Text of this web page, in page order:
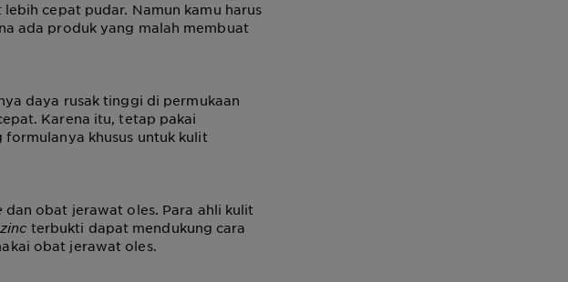
cepat pudar. Namun kamu harus
ada produk yang malah membuat
daya rusak tinggi di permukaan
Karena itu, tetap pakai
khusus untuk kulit
dan obat jerawat oles. Para ahli kulit
zinc terbukti dapat mendukung cara
obat jerawat oles.